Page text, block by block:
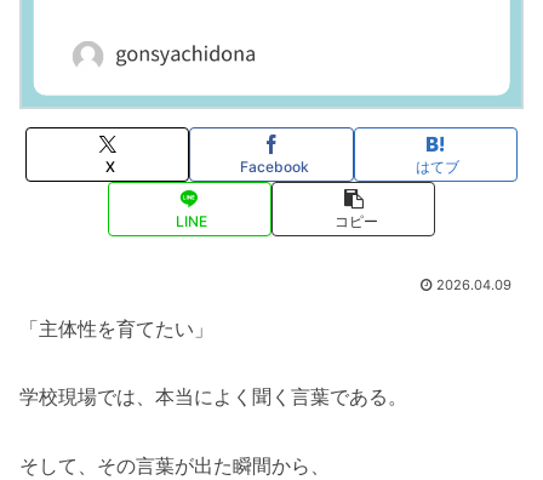
X Facebook はてブ
LINE コピー
2026.04.09
「主体性を育てたい」
学校現場では、本当によく聞く言葉である。
そして、その言葉が出た瞬間から、